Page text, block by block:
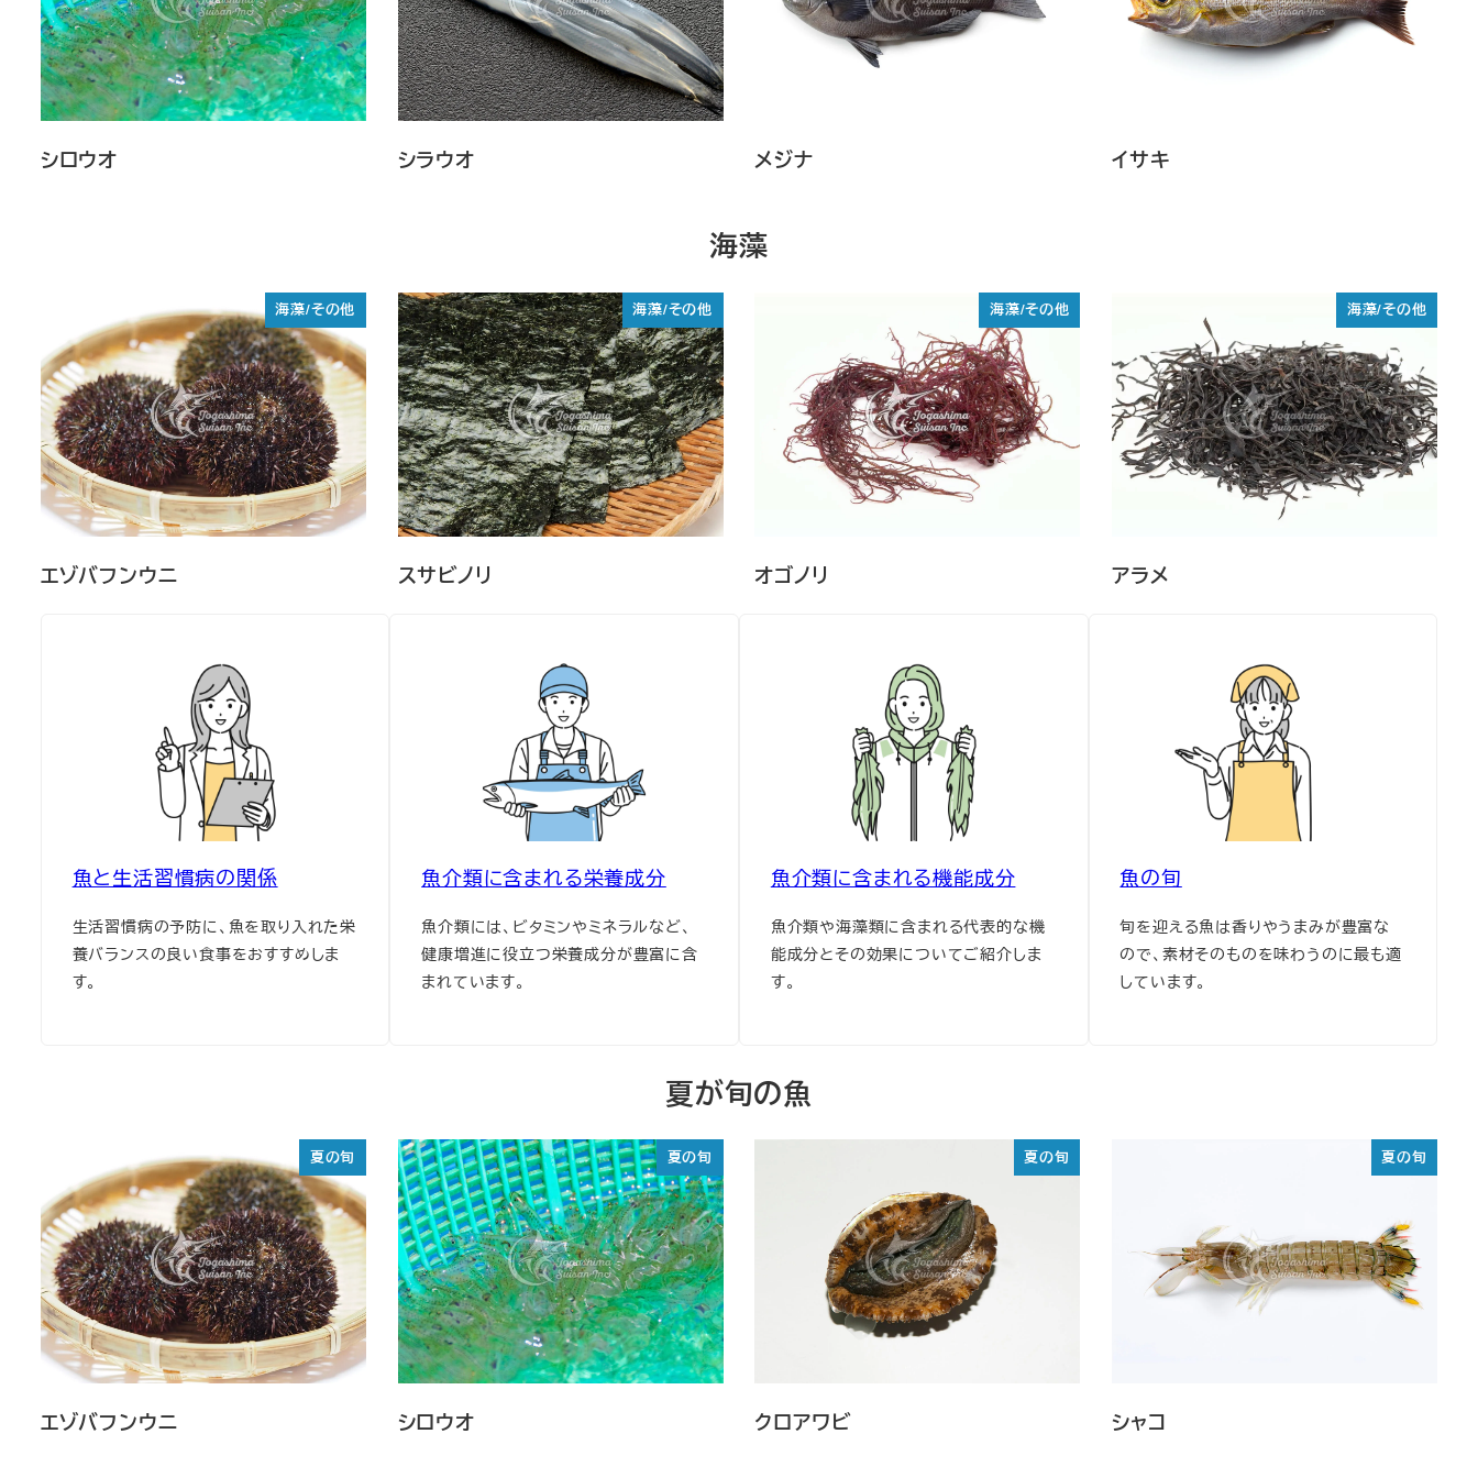
シロウオ シラウオ メジナ イサキ
海藻
海藻/その他
エゾバフンウニ
海藻/その他
スサビノリ
海藻/その他
オゴノリ
海藻/その他
アラメ
魚と生活習慣病の関係
生活習慣病の予防に、魚を取り入れた栄
養バランスの良い食事をおすすめしま
す。
魚介類に含まれる栄養成分
魚介類には、ビタミンやミネラルなど、
健康増進に役立つ栄養成分が豊富に含
まれています。
魚介類に含まれる機能成分
魚介類や海藻類に含まれる代表的な機
能成分とその効果についてご紹介しま
す。
魚の旬
旬を迎える魚は香りやうまみが豊富な
ので、素材そのものを味わうのに最も適
しています。
夏が旬の魚
夏の旬
エゾバフンウニ
夏の旬
シロウオ
夏の旬
クロアワビ
夏の旬
シャコ